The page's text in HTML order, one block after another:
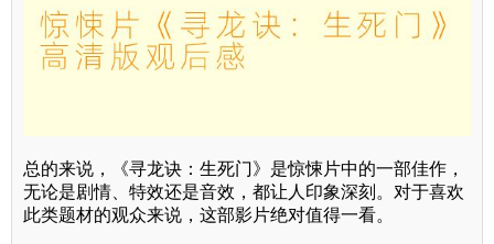
总的来说，《寻龙诀：生死门》是惊悚片中的一部佳作，
无论是剧情、特效还是音效，都让人印象深刻。对于喜欢
此类题材的观众来说，这部影片绝对值得一看。